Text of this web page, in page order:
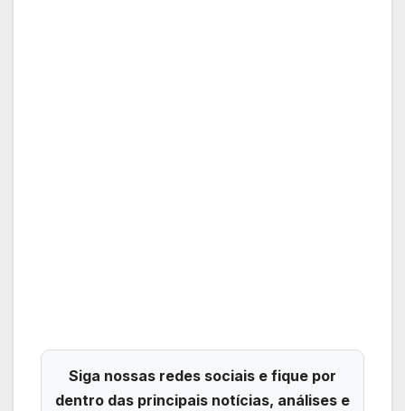
Siga nossas redes sociais e fique por
dentro das principais notícias, análises e